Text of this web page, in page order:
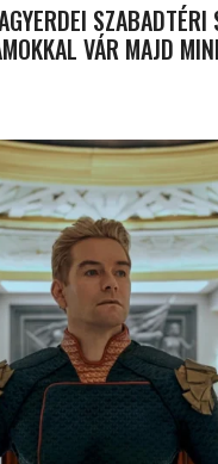
SZABADTÉRI
VÁR MAJD